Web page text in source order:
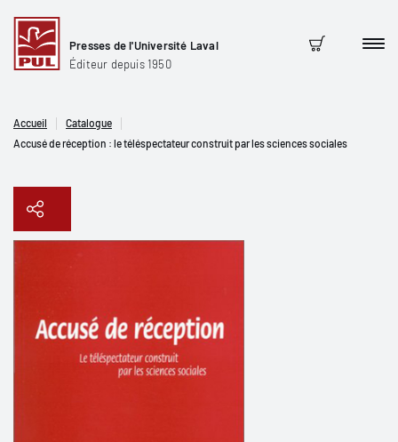
Presses de l'Université Laval
Éditeur depuis 1950
Panier
Accueil
Catalogue
Accusé de réception : le téléspectateur construit par les sciences sociales